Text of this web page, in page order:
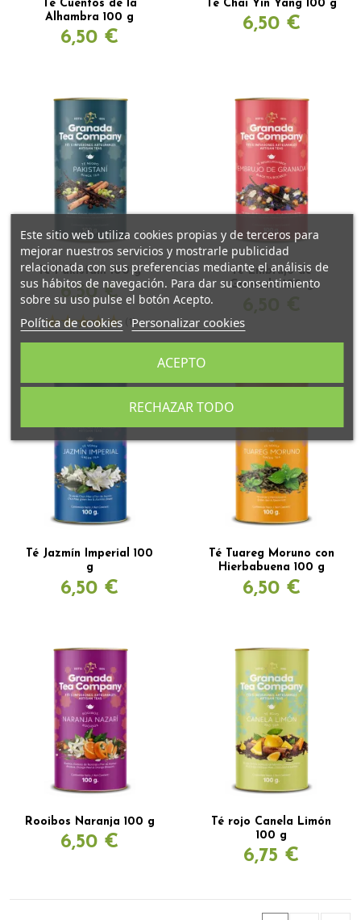
Té Cuentos de la
Alhambra 100 g
6,50 €
Té Chai Yin Yang 100 g
6,50 €
Té Pakistaní 100 g
6,50 €
(1)
Té Embrujo de
Granada 100 g
Té Jazmín Imperial 100
g
6,50 €
Té Tuareg Moruno con
Hierbabuena 100 g
6,50 €
Rooibos Naranja 100 g
6,50 €
Té rojo Canela Limón
100 g
6,75 €
Este sitio web utiliza cookies propias y de terceros para
mejorar nuestros servicios y mostrarle publicidad
relacionada con sus preferencias mediante el análisis de
sus hábitos de navegación. Para dar su consentimiento
sobre su uso pulse el botón Acepto.
Política de cookies Personalizar cookies
RECHAZAR TODO
ACEPTO